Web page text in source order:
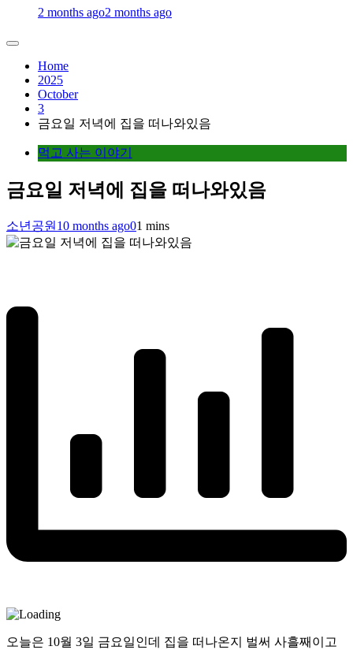
2 months ago2 months ago
Home
2025
October
3
금요일 저녁에 집을 떠나와있음
먹고 사는 이야기
금요일 저녁에 집을 떠나와있음
소년공원 10 months ago01 mins
오늘은 10월 3일 금요일인데 집을 떠나온지 벌써 사흘째이고